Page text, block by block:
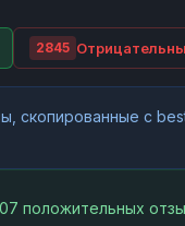
2845
скопированные с
положительных